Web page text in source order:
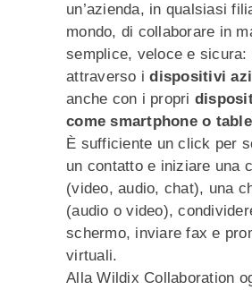
un’azienda, in qualsiasi
mondo, di collaborare in
semplice, veloce e sicura:
attraverso idispositivi
anche con i propri
come smartphone o
È sufficiente un click per
un contatto e iniziare una
(video, audio, chat), una
(audio o video),
schermo, inviare fax e
virtuali.
Alla Wildix Collaboration